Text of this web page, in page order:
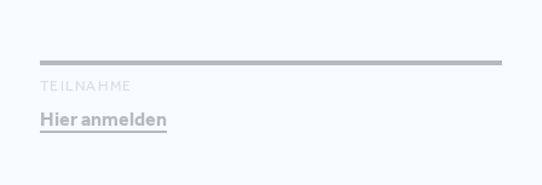
TEILNAHME
Hier anmelden